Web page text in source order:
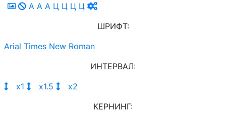
A A A Ц Ц Ц Ц
ШРИФТ:
Arial Times New Roman
ИНТЕРВАЛ:
х1
х1.5
х2
КЕРНИНГ: